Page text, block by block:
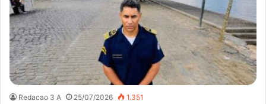
Redacao 3 A 25/07/2026 1.351